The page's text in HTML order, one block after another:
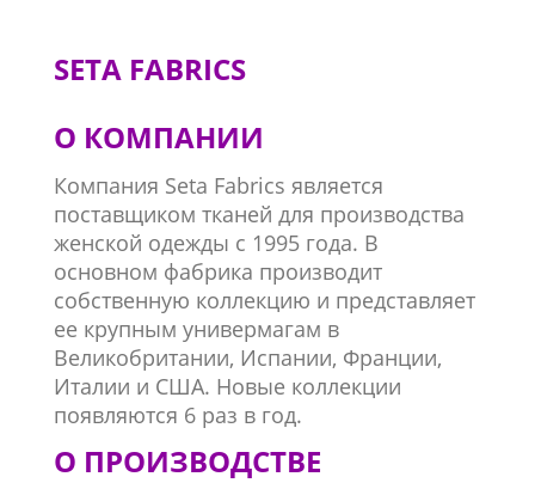
SETA FABRICS
О КОМПАНИИ
Компания Seta Fabrics является
поставщиком тканей для производства
женской одежды с 1995 года. В
основном фабрика производит
собственную коллекцию и представляет
ее крупным универмагам в
Великобритании, Испании, Франции,
Италии и США. Новые коллекции
появляются 6 раз в год.
О ПРОИЗВОДСТВЕ